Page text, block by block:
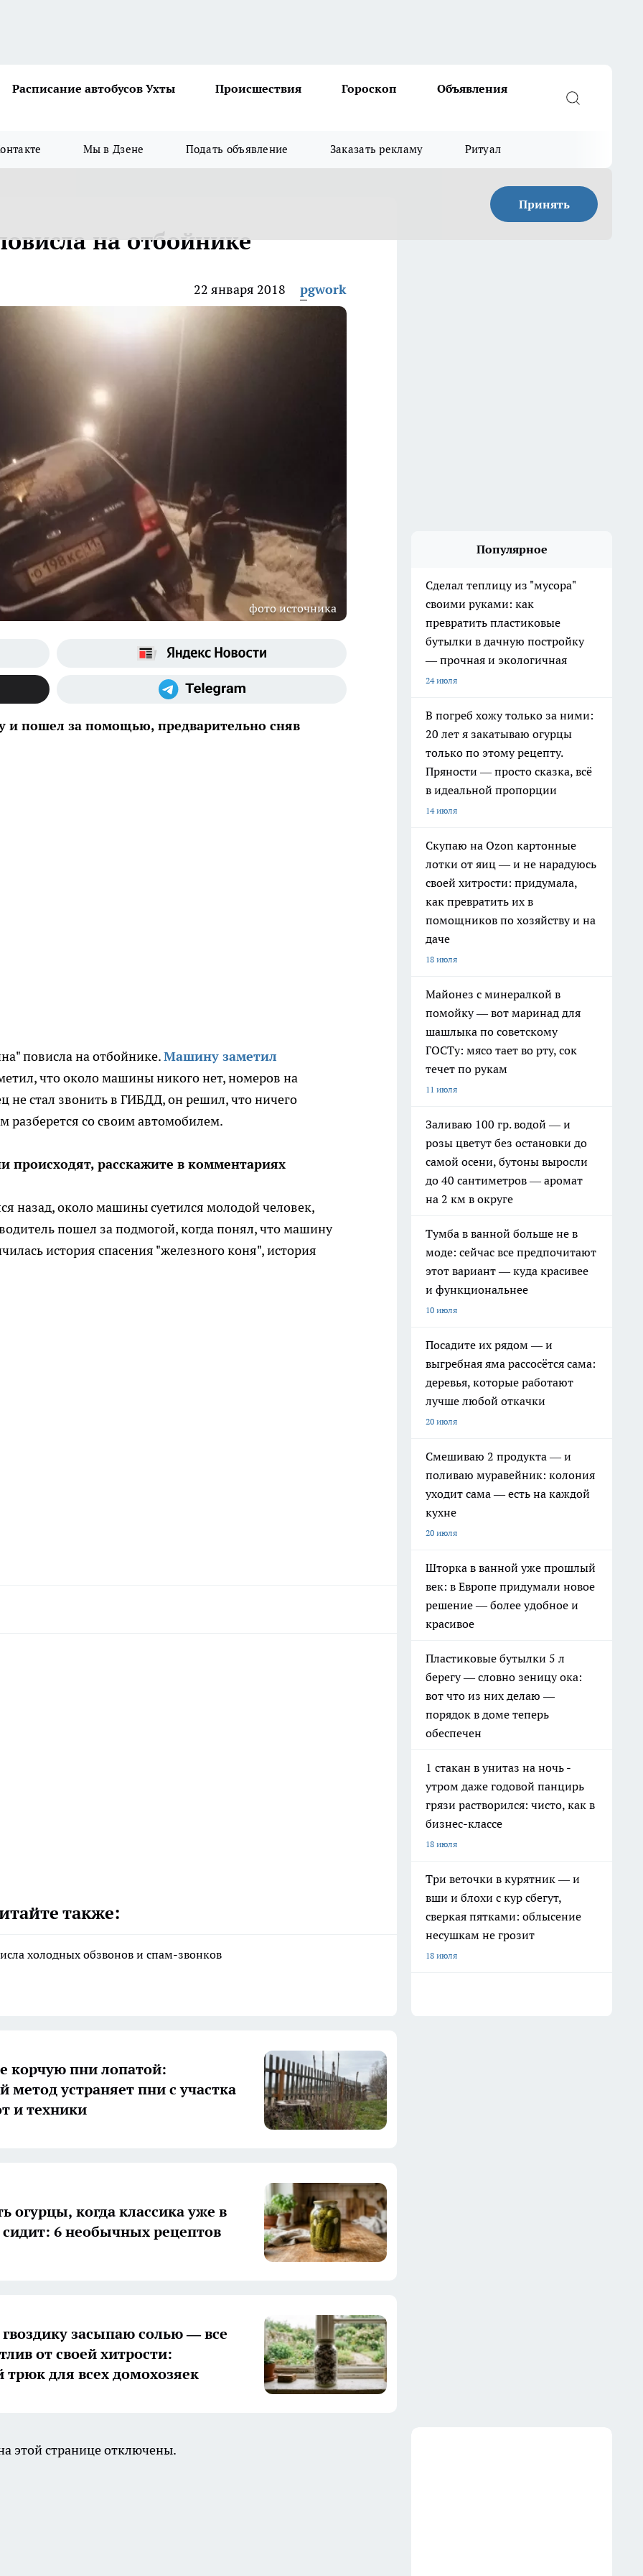
Расписание автобусов Ухты Происшествия Гороскоп Объявления
Мы в Дзене Подать объявление Заказать рекламу Ритуал
Принять
на отбойнике
22 января 2018 pgwork
фото источника
и пошел за помощью, предварительно сняв
повисла на отбойнике.Машину заметил
что около машины никого нет, номеров на
не стал звонить в ГИБДД, он решил, что ничего
разберется со своим автомобилем.
расскажите в комментариях
назад, около машины суетился молодой человек,
пошел за подмогой, когда понял, что машину
история спасения "железного коня", история
также:
холодных обзвонов и спам-звонков
Популярное
Сделал теплицу из "мусора"
своими руками: как
превратить пластиковые
бутылки в дачную постройку
— прочная и экологичная
24 июля
В погреб хожу только за ними:
20 лет я закатываю огурцы
только по этому рецепту.
Пряности — просто сказка, всё
в идеальной пропорции
14 июля
Скупаю на Ozon картонные
лотки от яиц — и не нарадуюсь
своей хитрости: придумала,
как превратить их в
помощников по хозяйству и на
даче
18 июля
Майонез с минералкой в
помойку — вот маринад для
шашлыка по советскому
ГОСТу: мясо тает во рту, сок
течет по рукам
11 июля
Заливаю 100 гр. водой — и
розы цветут без остановки до
самой осени, бутоны выросли
до 40 сантиметров — аромат
на 2 км в округе
Тумба в ванной больше не в
моде: сейчас все предпочитают
этот вариант — куда красивее
и функциональнее
10 июля
Посадите их рядом — и
выгребная яма рассосётся сама:
деревья, которые работают
лучше любой откачки
20 июля
Смешиваю 2 продукта — и
поливаю муравейник: колония
уходит сама — есть на каждой
кухне
20 июля
Шторка в ванной уже прошлый
век: в Европе придумали новое
решение — более удобное и
красивое
Пластиковые бутылки 5 л
берегу — словно зеницу ока:
вот что из них делаю —
порядок в доме теперь
обеспечен
1 стакан в унитаз на ночь -
утром даже годовой панцирь
грязи растворился: чисто, как в
бизнес-классе
18 июля
Три веточки в курятник — и
вши и блохи с кур сбегут,
сверкая пятками: облысение
несушкам не грозит
18 июля
корчую пни лопатой:
метод устраняет пни с участка
и техники
огурцы, когда классика уже в
сидит: 6 необычных рецептов
засыпаю солью — все
от своей хитрости:
трюк для всех домохозяек
этой странице отключены.